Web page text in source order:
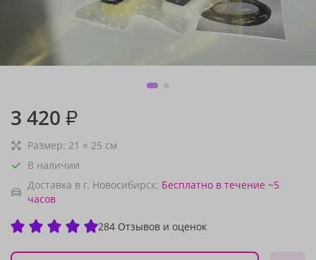
3 420 ₽
Размер: 21 × 25 см
В наличии
Доставка в г. Новосибирск: Бесплатно в течение ~5
часов
284 Отзывов и оценок